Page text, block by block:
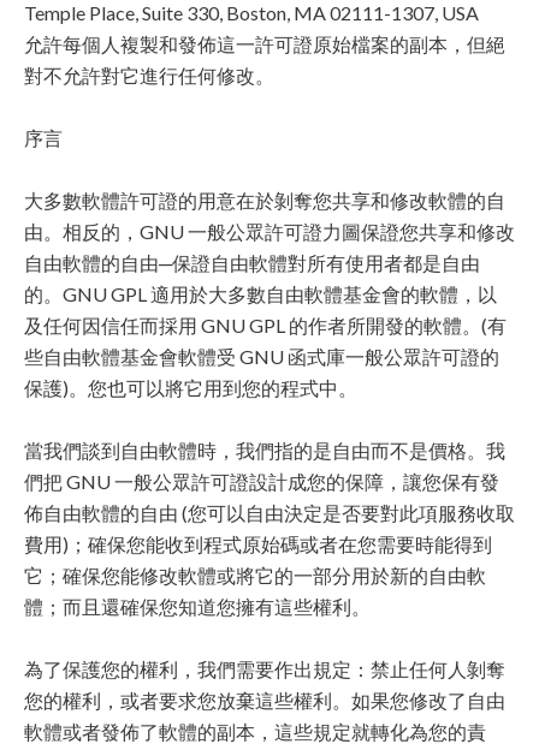
Temple Place, Suite 330, Boston, MA 02111-1307, USA
允許每個人複製和發佈這一許可證原始檔案的副本，但絕
對不允許對它進行任何修改。
序言
大多數軟體許可證的用意在於剝奪您共享和修改軟體的自
由。相反的，GNU 一般公眾許可證力圖保證您共享和修改
自由軟體的自由─保證自由軟體對所有使用者都是自由
的。GNU GPL 適用於大多數自由軟體基金會的軟體，以
及任何因信任而採用 GNU GPL 的作者所開發的軟體。(有
些自由軟體基金會軟體受 GNU 函式庫一般公眾許可證的
保護)。您也可以將它用到您的程式中。
當我們談到自由軟體時，我們指的是自由而不是價格。我
們把 GNU 一般公眾許可證設計成您的保障，讓您保有發
佈自由軟體的自由 (您可以自由決定是否要對此項服務收取
費用)；確保您能收到程式原始碼或者在您需要時能得到
它；確保您能修改軟體或將它的一部分用於新的自由軟
體；而且還確保您知道您擁有這些權利。
為了保護您的權利，我們需要作出規定：禁止任何人剝奪
您的權利，或者要求您放棄這些權利。如果您修改了自由
軟體或者發佈了軟體的副本，這些規定就轉化為您的責